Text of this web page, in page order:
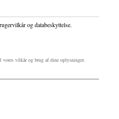
og databeskyttelse.
vilkår og brug af dine oplysninger.